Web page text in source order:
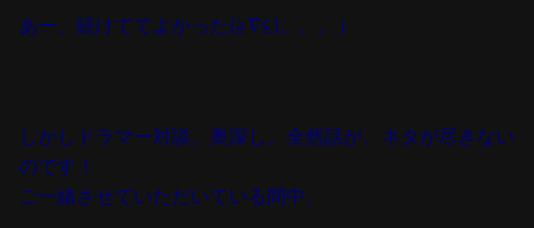
あー、続けててよかった(≧∇≦)。。。）
しかしドラマー対談、奥深し。全然話が、ネタが尽きない
のです！
ご一緒させていただいている間中、